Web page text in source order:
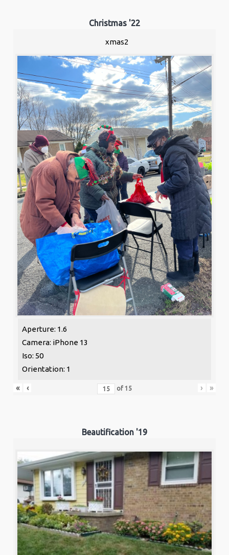
Christmas '22
xmas2
Aperture: 1.6
Camera: iPhone 13
Iso: 50
Orientation: 1
« ‹ of 15 › »
Beautification '19